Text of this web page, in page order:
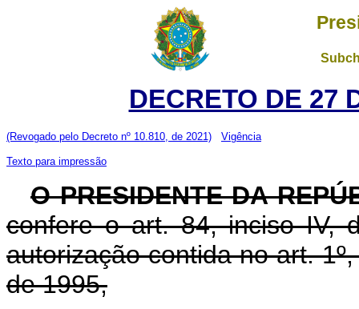
DECRETO DE 27
(Revogado pelo Decreto nº 10.810, de 2021) Vigência
Texto para impressão
O PRESIDENTE DA
confere o art. 84, inciso IV,
autorização contida no art.
de 1995,